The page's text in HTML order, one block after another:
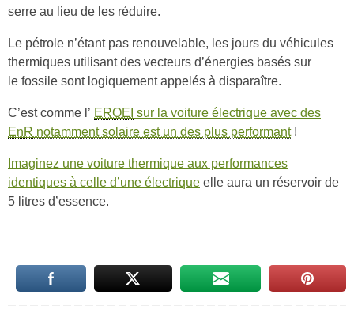
serre au lieu de les réduire.
Le pétrole n’étant pas renouvelable, les jours du véhicules
thermiques utilisant des vecteurs d’énergies basés sur
le fossile sont logiquement appelés à disparaître.
C’est comme l’ EROEI sur la voiture électrique avec des
EnR notamment solaire est un des plus performant!
Imaginez une voiture thermique aux performances
identiques à celle d’une électrique elle aura un réservoir de
5 litres d’essence.